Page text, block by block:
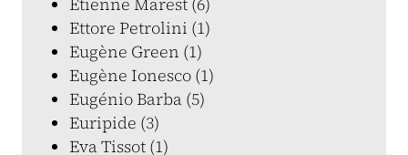
Ettore Petrolini (1)
Eugène Green (1)
Eugène Ionesco (1)
Eugénio Barba (5)
Euripide (3)
Eva Tissot (1)